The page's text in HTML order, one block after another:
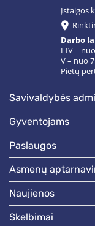
Įstaigos
Darbo
I-IV –
V – nuo
Pietų
savivaldybės
gyventojams
paslaugos
asmenų
naujienos
skelbimai